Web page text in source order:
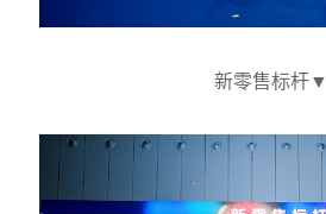
新零售标杆▼